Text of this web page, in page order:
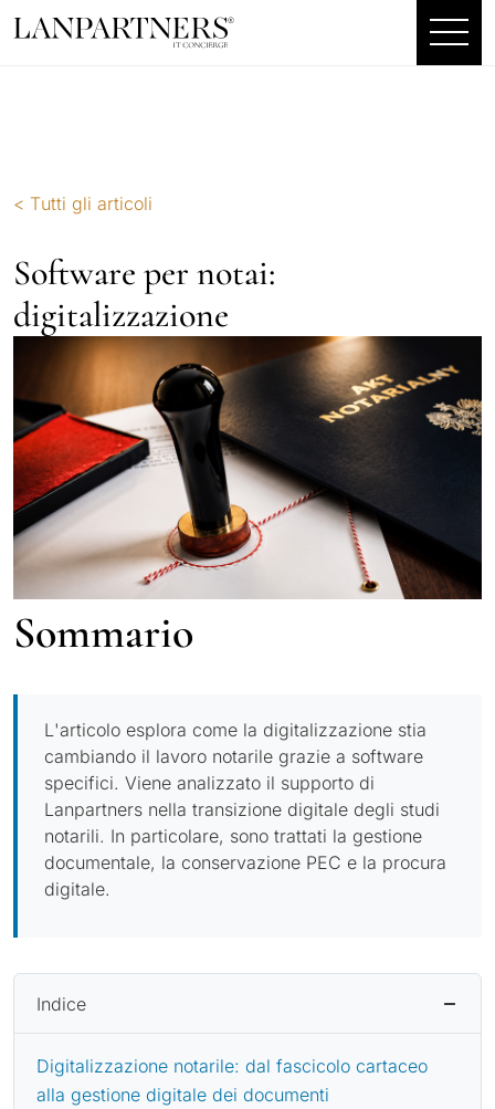
< Tutti gli articoli
Software per notai:
digitalizzazione
Sommario
L'articolo esplora come la digitalizzazione stia
cambiando il lavoro notarile grazie a software
specifici. Viene analizzato il supporto di
Lanpartners nella transizione digitale degli studi
notarili. In particolare, sono trattati la gestione
documentale, la conservazione PEC e la procura
digitale.
Indice
Digitalizzazione notarile: dal fascicolo cartaceo
alla gestione digitale dei documenti